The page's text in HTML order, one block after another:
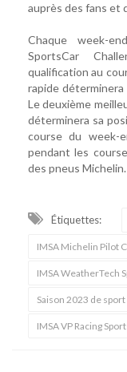
auprès des fans et
Chaque week-
SportsCar
qualification au
rapide
Le deuxième
déterminera sa
course du week-
pendant les
des pneus Michelin.
Étiquettes:
IMSA Michelin Pilot
IMSA WeatherTech
Saison 2023 de
IMSA VP Racing